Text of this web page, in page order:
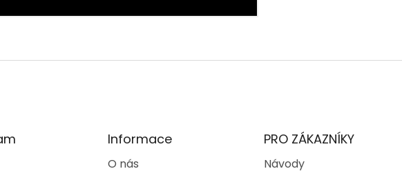
Informace
O nás
PRO ZÁKAZNÍKY
Návody